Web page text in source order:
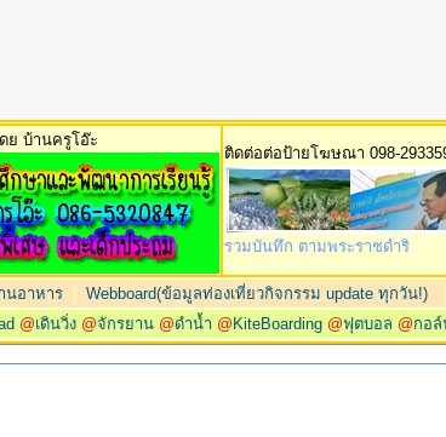
ย บ้านครูโอ๊ะ
ติดต่อต่อป้ายโฆษณา 098-
รวมบันทึก ตามพระราชดำริ
นอาหาร |Webboard(ข้อมูลท่องเที่ยวกิจกรรม update ทุกวัน!)
@เดินวิ่ง @จักรยาน @ดำน้ำ @ KiteBoarding @ฟุตบอล @กอล์